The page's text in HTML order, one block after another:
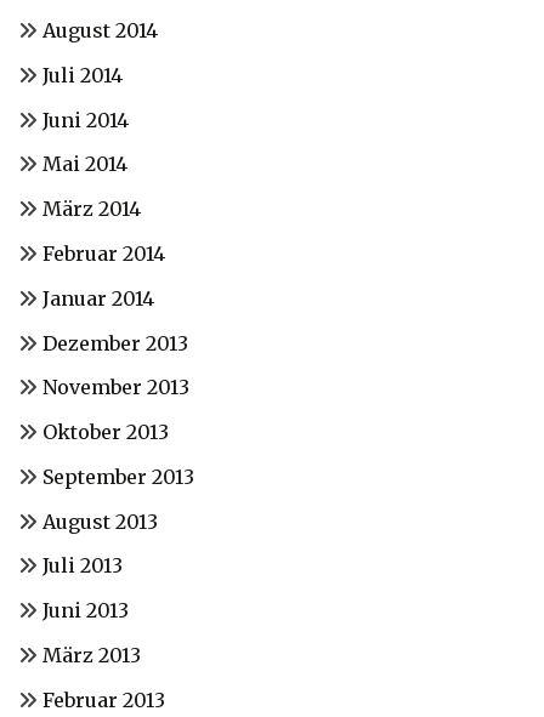
August 2014
Juli 2014
Juni 2014
Mai 2014
März 2014
Februar 2014
Januar 2014
Dezember 2013
November 2013
Oktober 2013
September 2013
August 2013
Juli 2013
Juni 2013
März 2013
Februar 2013